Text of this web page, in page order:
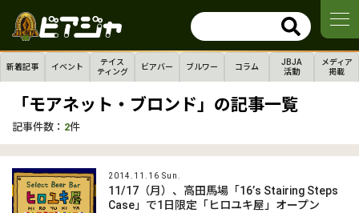
新着記事 イベント
テイス
ティング
ビアバー ブルワー コラム
JBJA
活動
メディア
掲載
「モアネット・ブロンド」の記事一覧
記事件数： 2件
2014.11.16 Sun.
11/17（月）、高田馬場「16’s Stairing Steps
Case」で1日限定「ヒロユキ屋」オープン